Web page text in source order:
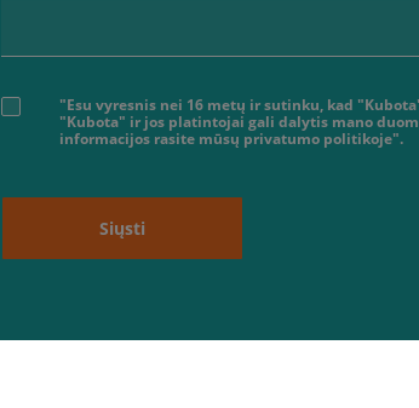
"Esu vyresnis nei 16 metų ir sutinku, kad
"Kubota" ir jos platintojai gali dalytis mano
informacijos rasite mūsų privatumo politikoje".
Siųsti